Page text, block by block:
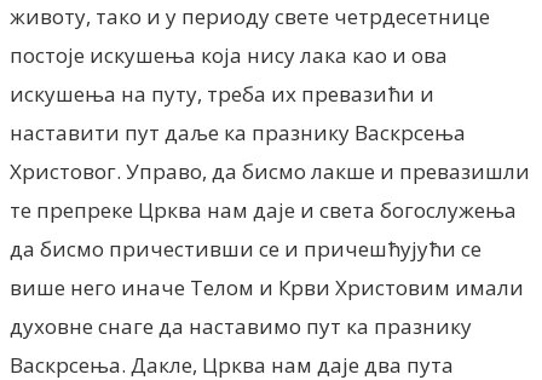
животу, тако и у периоду свете четрдесетнице
постоје искушења која нису лака као и ова
искушења на путу, треба их превазићи и
наставити пут даље ка празнику Васкрсења
Христовог. Управо, да бисмо лакше и превазишли
те препреке Црква нам даје и света богослужења
да бисмо причестивши се и причешћујући се
више него иначе Телом и Крви Христовим имали
духовне снаге да наставимо пут ка празнику
Васкрсења. Дакле, Црква нам даје два пута